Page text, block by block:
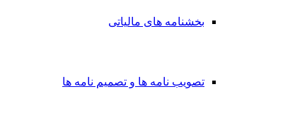
بخشنامه های مالیاتی
تصویب نامه ها و تصمیم نامه ها